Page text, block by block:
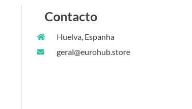
Contacto
Huelva, Espanha
geral@eurohub.store